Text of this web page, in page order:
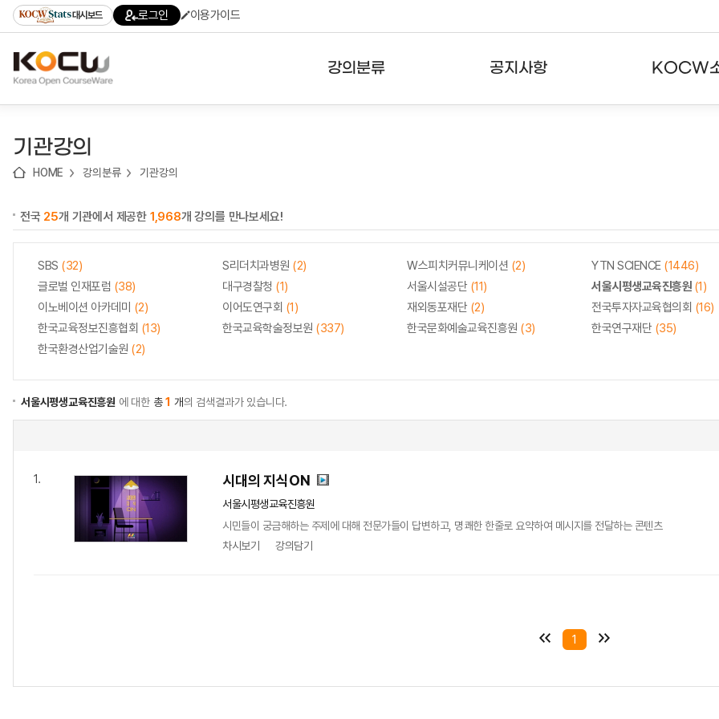
기
기
기
content)
가
대시보드 로그인 이용가이드
강의분류 공지사항 KOCW
기관강의
HOME 강의분류 기관강의
전국 25개 기관에서 제공한 1,968개 강의를 만나보세요!
SBS (32) S리더치과병원 (2) W스피치커뮤니케이션 (2) YTN SCIENCE (1446)
글로벌 인재포럼 (38) 대구경찰청 (1) 서울시설공단 (11) 서울시평생교육진흥원 (1)
이노베이션 아카데미 (2) 이어도연구회 (1) 재외동포재단 (2) 전국투자자교육협의회 (16)
한국교육정보진흥협회 (13) 한국교육학술정보원 (337) 한국문화예술교육진흥원 (3) 한국연구재단 (35)
한국환경산업기술원 (2)
서울시평생교육진흥원 에 대한 총1 개의 검색결과가 있습니다.
1. 시대의 지식ON
서울시평생교육진흥원
시민들이 궁금해하는 주제에 대해 전문가들이 답변하고, 명쾌한 한줄로 요약하여 메시지를 전달하는 콘텐츠
차시보기
강의담기
1